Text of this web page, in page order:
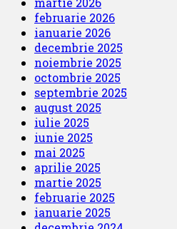
februarie 2026
ianuarie 2026
decembrie 2025
noiembrie 2025
octombrie 2025
septembrie 2025
august 2025
iulie 2025
iunie 2025
mai 2025
aprilie 2025
martie 2025
februarie 2025
ianuarie 2025